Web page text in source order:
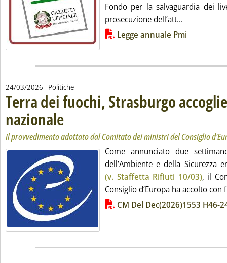
Fondo per la salvaguardia dei
prosecuzione dell’att...
Lista allegati PDF alla notiziaLegge annuale Pmi
24/03/2026 - Politiche
Terra dei fuochi, Strasburgo
nazionale . Sottotitolo: Il provvedimento adottato dal Comitato dei ministri
. Pubblicata martedì 24 marzo 2026 alle 12.51.
Il provvedimento adottato dal Comitato dei ministri del Consiglio
Come annunciato due
dell’Ambiente e della Sicurezza
(v. Staffetta Rifiuti 10/03), il
Consiglio d’Europa ha accolto con
Lista allegati PDF alla notiziaCM Del Dec(2026)1553 H46-